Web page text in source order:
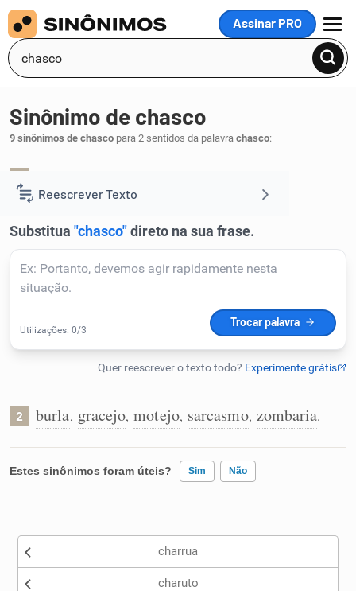
Assinar PRO
MENU
Reescrever Texto
Resumir Texto
Corrigir Texto
Detector de IA
Humanizador de IA
Sinônimo de chasco
9 sinônimos de chasco para 2 sentidos da palavra chasco:
2 burla, gracejo, motejo, sarcasmo, zombaria.
Estes sinônimos foram úteis? Sim Não
Nenhum dos sinônimos apresentados me ajudou
charrua
charuto